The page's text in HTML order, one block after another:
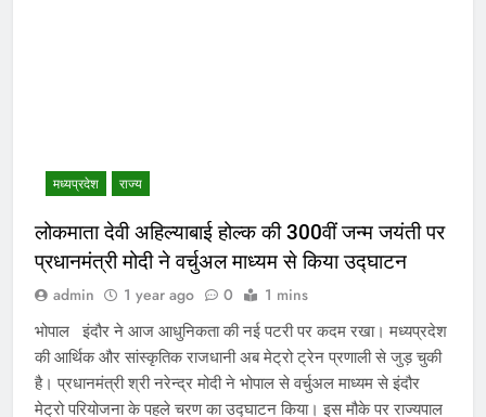
मध्‍यप्रदेश राज्य
लोकमाता देवी अहिल्याबाई होल्क की 300वीं जन्म जयंती पर
प्रधानमंत्री मोदी ने वर्चुअल माध्यम से किया उद्घाटन
admin 1 year ago 0 1 mins
भोपाल इंदौर ने आज आधुनिकता की नई पटरी पर कदम रखा। मध्यप्रदेश
की आर्थिक और सांस्कृतिक राजधानी अब मेट्रो ट्रेन प्रणाली से जुड़ चुकी
है। प्रधानमंत्री श्री नरेन्द्र मोदी ने भोपाल से वर्चुअल माध्यम से इंदौर
मेट्रो परियोजना के पहले चरण का उद्घाटन किया। इस मौके पर राज्यपाल